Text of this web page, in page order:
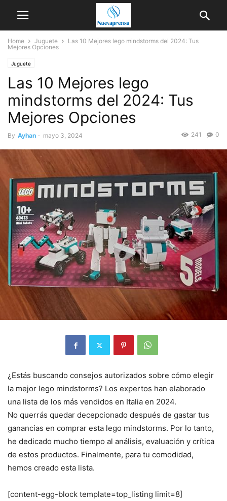
Home Juguete
Las 10 Mejores lego mindstorms del 2024: Tus
Mejores Opciones
Juguete
Las 10 Mejores lego
mindstorms del 2024: Tus
Mejores Opciones
By Ayhan - mayo 3, 2024 0
241
¿Estás buscando consejos autorizados sobre cómo elegir
la mejor lego mindstorms? Los expertos han elaborado
una lista de los más vendidos en Italia en 2024.
No querrás quedar decepcionado después de gastar tus
ganancias en comprar esta lego mindstorms. Por lo tanto,
he dedicado mucho tiempo al análisis, evaluación y crítica
de estos productos. Finalmente, para tu comodidad,
hemos creado esta lista.
[content-egg-block template=top_listing limit=8]